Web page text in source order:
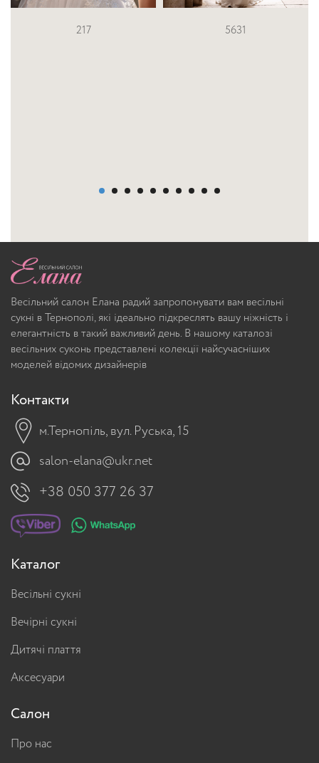
S-715-JELANI
Весільний салон Елана радий запропонувати вам весільні
сукні в Тернополі, які ідеально підкреслять вашу ніжність і
елегантність в такий важливий день. В нашому каталозі
весільних суконь представлені колекції найсучасніших
моделей відомих дизайнерів
Контакти
м.Тернопіль, вул. Руська, 15
salon-elana@ukr.net
+38 050 377 26 37
Каталог
Весільні сукні
Вечірні сукні
Дитячі плаття
Аксесуари
Салон
Про нас